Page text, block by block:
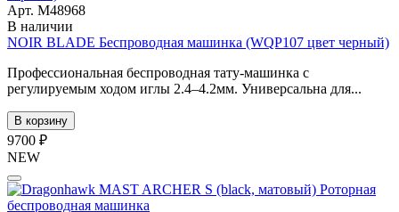
Арт. М48968
В наличии
NOIR BLADE Беспроводная машинка (WQP107 цвет черный)
Профессиональная беспроводная тату-машинка с
регулируемым ходом иглы 2.4–4.2мм. Универсальна для...
В корзину
9700 ₽
NEW